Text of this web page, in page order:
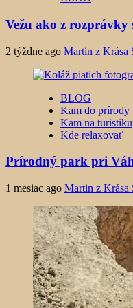
Vežu ako z rozprávky
2 týždne ago Martin z Krása
BLOG
Kam do prírody
Kam na turistiku
Kde relaxovať
Prírodný park pri
1 mesiac ago Martin z Krása